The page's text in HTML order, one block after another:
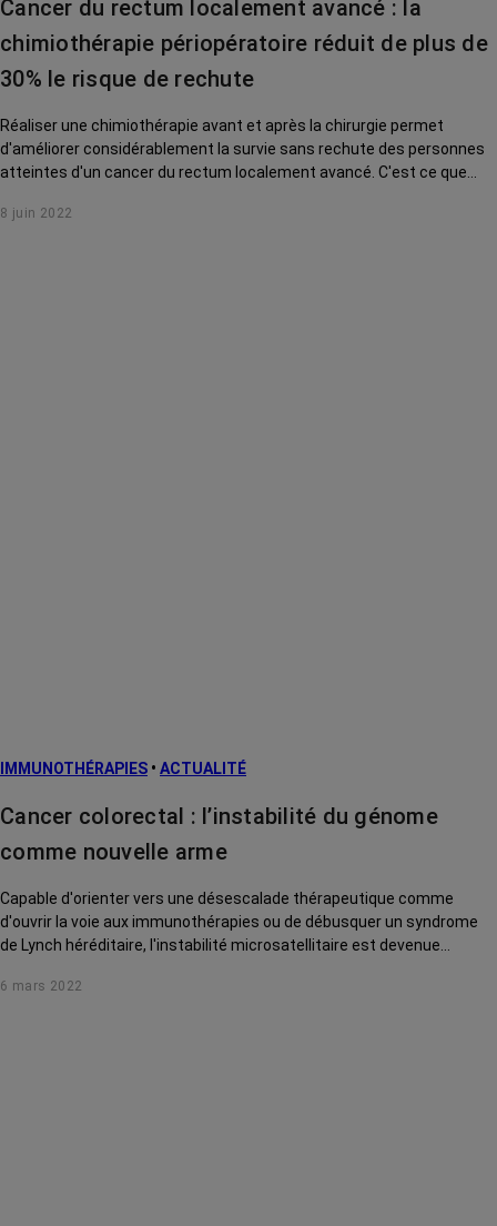
Cancer du rectum localement avancé : la
chimiothérapie périopératoire réduit de plus de
30% le risque de rechute
Réaliser une chimiothérapie avant et après la chirurgie permet
d'améliorer considérablement la survie sans rechute des personnes
atteintes d'un cancer du rectum localement avancé. C'est ce que
8 juin 2022
IMMUNOTHÉRAPIES • ACTUALITÉ
Cancer colorectal : l’instabilité du génome
comme nouvelle arme
Capable d'orienter vers une désescalade thérapeutique comme
d'ouvrir la voie aux immunothérapies ou de débusquer un syndrome
de Lynch héréditaire, l'instabilité microsatellitaire est devenue
Buecher sur cette défaillance de l'ADN qui révolutionne la prise en
6 mars 2022